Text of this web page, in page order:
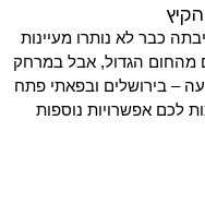
כבר לא נותרו מעיינות
מהחום הגדול, אבל במרחק
– בירושלים ובפאתי פתח
לכם אפשרויות נוספות